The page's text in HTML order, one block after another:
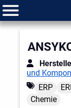
und
ERP
Chemie